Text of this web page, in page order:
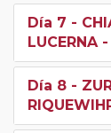
Día 7 -
LUCERNA
Día 8 -